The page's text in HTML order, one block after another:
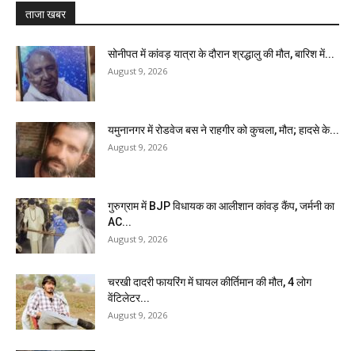
ताजा खबर
सोनीपत में कांवड़ यात्रा के दौरान श्रद्धालु की मौत, बारिश में...
August 9, 2026
यमुनानगर में रोडवेज बस ने राहगीर को कुचला, मौत; हादसे के...
August 9, 2026
गुरुग्राम में BJP विधायक का आलीशान कांवड़ कैंप, जर्मनी का
AC...
August 9, 2026
चरखी दादरी फायरिंग में घायल कीर्तिमान की मौत, 4 लोग
वेंटिलेटर...
August 9, 2026